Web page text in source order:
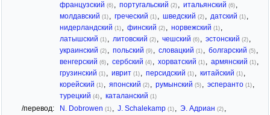
французский (6) , португальский (2) , итальянский (6) ,
молдавский (1) , греческий (1) , шведский (2) , датский (1) ,
нидерландский (1) , финский (2) , норвежский (1) ,
латышский (1) , литовский (2) , чешский (6) , эстонский (2) ,
украинский (2) , польский (9) , словацкий (1) , болгарский (5) ,
венгерский (6) , сербский (4) , хорватский (1) , армянский (1) ,
грузинский (1) , иврит (1) , персидский (1) , китайский (1) ,
корейский (1) , японский (2) , румынский (5) , эсперанто (1) ,
турецкий (4) , каталанский (1)
/перевод: N. Dobrowen (1) , J. Schalekamp (1) , Э. Адриан (2) ,